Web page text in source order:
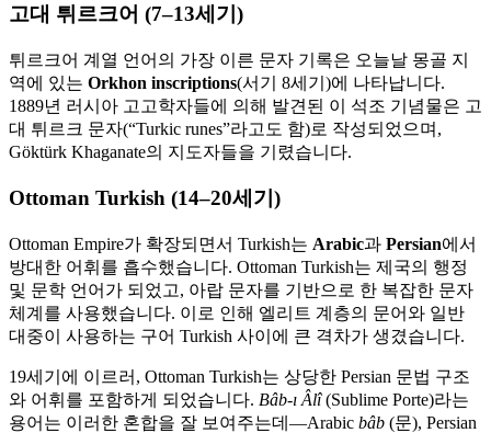
고대 튀르크어 (7–13세기)
튀르크어 계열 언어의 가장 이른 문자 기록은 오늘날 몽골 지
역에 있는 Orkhon inscriptions(서기 8세기)에 나타납니다.
1889년 러시아 고고학자들에 의해 발견된 이 석조 기념물은 고
대 튀르크 문자(“Turkic runes”라고도 함)로 작성되었으며,
Göktürk Khaganate의 지도자들을 기렸습니다.
Ottoman Turkish (14–20세기)
Ottoman Empire가 확장되면서 Turkish는 Arabic과 Persian에서
방대한 어휘를 흡수했습니다. Ottoman Turkish는 제국의 행정
및 문학 언어가 되었고, 아랍 문자를 기반으로 한 복잡한 문자
체계를 사용했습니다. 이로 인해 엘리트 계층의 문어와 일반
대중이 사용하는 구어 Turkish 사이에 큰 격차가 생겼습니다.
19세기에 이르러, Ottoman Turkish는 상당한 Persian 문법 구조
와 어휘를 포함하게 되었습니다. Bâb-ı Âlî(Sublime Porte)라는
용어는 이러한 혼합을 잘 보여주는데—Arabic bâb (문), Persian